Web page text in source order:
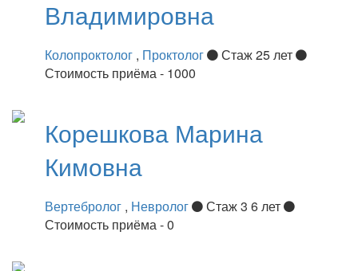
Владимировна
Колопроктолог , Проктолог
Стаж 25 лет
Стоимость приёма - 1000
Корешкова Марина
Кимовна
Вертебролог , Невролог
Стаж 3 6 лет
Стоимость приёма - 0